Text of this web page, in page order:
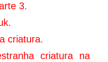
3.
criatura.
criatura na